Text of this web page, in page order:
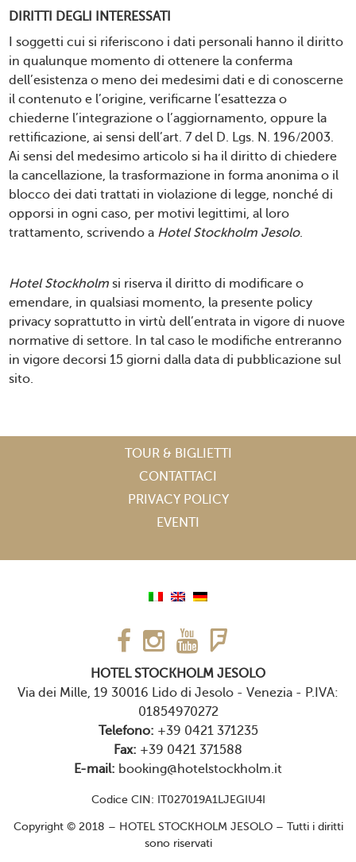
DIRITTI DEGLI INTERESSATI
I soggetti cui si riferiscono i dati personali hanno il diritto
in qualunque momento di ottenere la conferma
dell’esistenza o meno dei medesimi dati e di conoscerne
il contenuto e l’origine, verificarne l’esattezza o
chiederne l’integrazione o l’aggiornamento, oppure la
rettificazione, ai sensi dell’art. 7 del D. Lgs. N. 196/2003.
Ai sensi del medesimo articolo si ha il diritto di chiedere
la cancellazione, la trasformazione in forma anonima o il
blocco dei dati trattati in violazione di legge, nonché di
opporsi in ogni caso, per motivi legittimi, al loro
trattamento, scrivendo a Hotel Stockholm Jesolo.
Hotel Stockholm si riserva il diritto di modificare o
emendare, in qualsiasi momento, la presente policy
privacy soprattutto in virtù dell’entrata in vigore di nuove
normative di settore. In tal caso le modifiche entreranno
in vigore decorsi 15 giorni dalla data di pubblicazione sul
sito.
TOUR & BIGLIETTI
CONTATTACI
PRIVACY POLICY
EVENTI
HOTEL STOCKHOLM JESOLO
Via dei Mille, 19 30016 Lido di Jesolo - Venezia - P.IVA:
01854970272
Telefono: +39 0421 371235
Fax: +39 0421 371588
E-mail: booking@hotelstockholm.it
Codice CIN: IT027019A1LJEGIU4I
Copyright © 2018 – HOTEL STOCKHOLM JESOLO – Tutti i diritti
sono riservati